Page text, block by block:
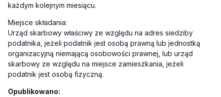
każdym kolejnym miesiącu.
Miejsce składania:
Urząd skarbowy właściwy ze względu na adres siedziby
podatnika, jeżeli podatnik jest osobą prawną lub jednostką
organizacyjną niemającą osobowości prawnej, lub urząd
skarbowy ze względu na miejsce zamieszkania, jeżeli
podatnik jest osobą fizyczną.
Opublikowano: